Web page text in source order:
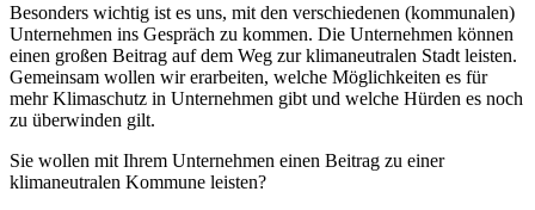
Besonders wichtig ist es uns, mit den verschiedenen (kommunalen)
Unternehmen ins Gespräch zu kommen. Die Unternehmen können
einen großen Beitrag auf dem Weg zur klimaneutralen Stadt leisten.
Gemeinsam wollen wir erarbeiten, welche Möglichkeiten es für
mehr Klimaschutz in Unternehmen gibt und welche Hürden es noch
zu überwinden gilt.
Sie wollen mit Ihrem Unternehmen einen Beitrag zu einer
klimaneutralen Kommune leisten?